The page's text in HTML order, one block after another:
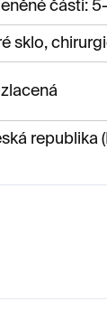
části:
sklo,
republika